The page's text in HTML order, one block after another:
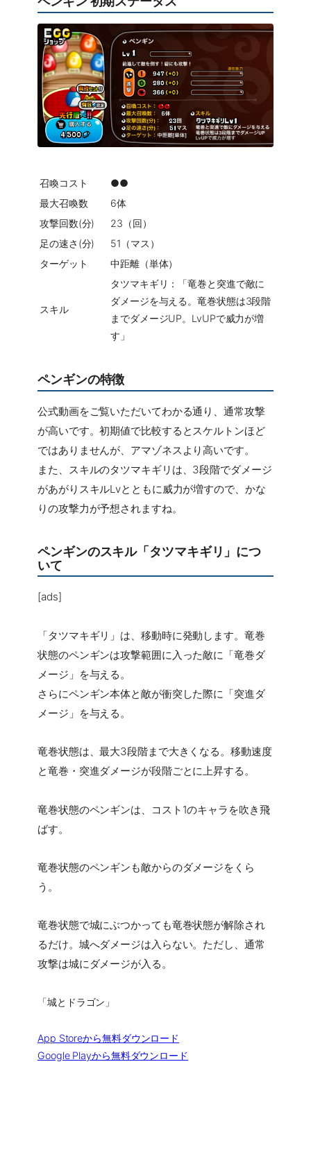
召喚コスト
●●
最大召喚数
6体
攻撃回数(分)
23（回）
足の速さ(分)
51（マス）
ターゲット
中距離（単体）
スキル
タツマキギリ：「竜巻と突進で敵に
ダメージを与える。竜巻状態は3段階
までダメージUP。LvUPで威力が増
す」
ペンギンの特徴
公式動画をご覧いただいてわかる通り、通常攻撃
が高いです。初期値で比較するとスケルトンほど
ではありませんが、アマゾネスより高いです。
また、スキルのタツマキギリは、3段階でダメージ
があがりスキルLvとともに威力が増すので、かな
りの攻撃力が予想されますね。
ペンギンのスキル「タツマキギリ」につ
いて
[ads]
「タツマキギリ」は、移動時に発動します。竜巻
状態のペンギンは攻撃範囲に入った敵に「竜巻ダ
メージ」を与える。
さらにペンギン本体と敵が衝突した際に「突進ダ
メージ」を与える。
竜巻状態は、最大3段階まで大きくなる。移動速度
と竜巻・突進ダメージが段階ごとに上昇する。
竜巻状態のペンギンは、コスト1のキャラを吹き飛
ばす。
竜巻状態のペンギンも敵からのダメージをくら
う。
竜巻状態で城にぶつかっても竜巻状態が解除され
るだけ。城へダメージは入らない。ただし、通常
攻撃は城にダメージが入る。
「城とドラゴン」
App Storeから無料ダウンロード
Google Playから無料ダウンロード